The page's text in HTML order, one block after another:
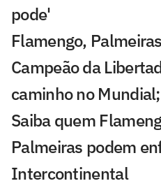
pode'
Flamengo,
Campeão da
caminho no
Saiba quem
Palmeiras podem
Intercontinental